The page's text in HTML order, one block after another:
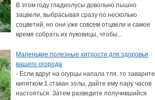
В этом году гладиолусы довольно пышно
зацвели, выбрасывая сразу по несколько
соцветий, но они уже совсем отцвели и самое
время собрать их луковицы, чтобы...
Маленькие полезные хитрости для здоровья
вашего огорода
- Если вдруг на огурцы напала тля, то заварите
кипятком 1 стакан золы, дайте ему пару часов
настояться. Затем разведите получившийся